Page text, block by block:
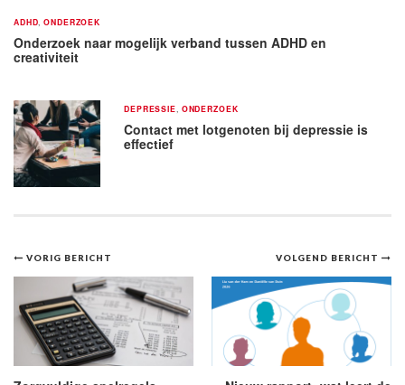
ADHD ,ONDERZOEK
Onderzoek naar mogelijk verband tussen ADHD en
creativiteit
DEPRESSIE ONDERZOEK
Contact met lotgenoten bij depressie is
effectief
Bericht
navigatie
VOLGEND BERICHT
VORIG BERICHT